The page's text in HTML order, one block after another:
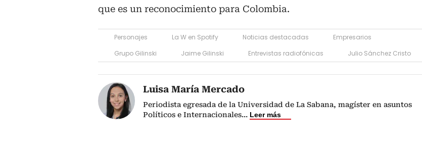
que es un reconocimiento para Colombia.
Personajes La W en Spotify Noticias destacadas
Empresarios
Grupo Gilinski
Jaime Gilinski Entrevistas radiofónicas Julio Sánchez Cristo
Luisa María Mercado
Periodista egresada de la Universidad de La Sabana, magíster en asuntos
Políticos e Internacionales... Leer más